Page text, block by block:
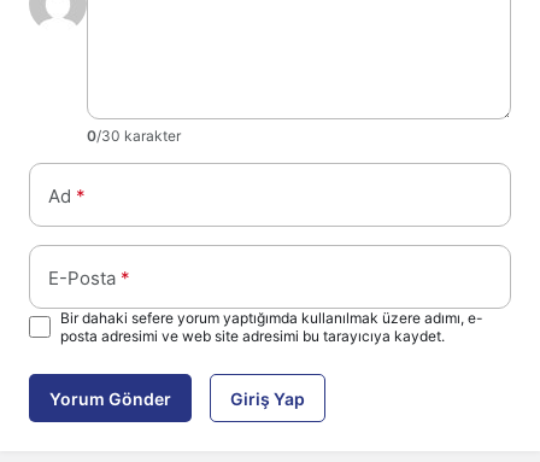
0/30 karakter
Ad *
E-Posta *
Bir dahaki sefere yorum yaptığımda kullanılmak üzere adımı, e-
posta adresimi ve web site adresimi bu tarayıcıya kaydet.
Yorum Gönder Giriş Yap